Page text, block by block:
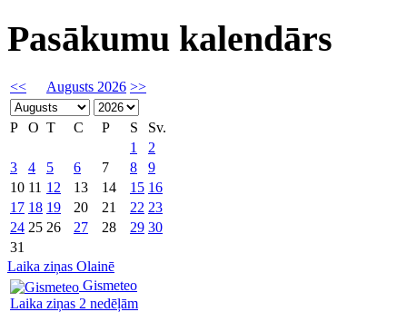
Pasākumu kalendārs
<< Augusts 2026 >>
P O T C P S
Sv.
1
2
3
4 5 6 7 8
9
10 11 12 13 14 15 16
17 18 19 20 21 22 23
24 25 26 27 28 29 30
31
Laika ziņas Olainē
Gismeteo
Laika ziņas 2 nedēļām